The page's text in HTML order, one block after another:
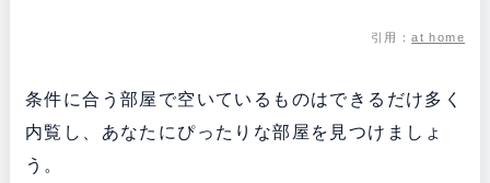
引用：at home
条件に合う部屋で空いているものはできるだけ多く
内覧し、あなたにぴったりな部屋を見つけましょ
う。